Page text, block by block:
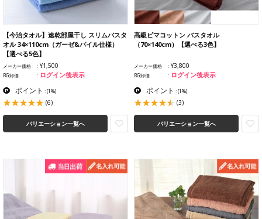
【今治タオル】速乾部屋干し スリムバスタ
オル 34×110cm（ガーゼ&パイル仕様）
【選べる5色】
メーカー価格 ¥1,500
BG卸価 ログイン後表示
ポイント :(1%)
(6)
バリエーション一覧へ
高級ピマコットン バスタオル
（70×140cm）【選べる3色】
メーカー価格 ¥3,800
BG卸価 ログイン後表示
ポイント :(1%)
(3)
バリエーション一覧へ